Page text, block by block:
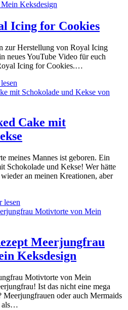
Icing for Cookies
zur Herstellung von Royal Icing
neues YouTube Video für euch
Icing for Cookies.…
Cake mit
meines Mannes ist geboren. Ein
Schokolade und Kekse! Wer hätte
an meinen Kreationen, aber
lesen
Meerjungfrau
Keksdesign
Motivtorte von Mein
Ist das nicht eine mega
oder auch Mermaids
als…